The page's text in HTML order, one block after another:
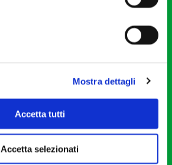
Mostra dettagli
Accetta tutti
Accetta selezionati
Musicali